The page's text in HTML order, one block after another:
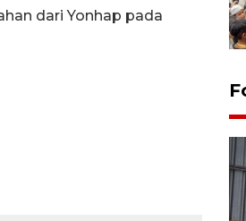
dari Yonhap pada